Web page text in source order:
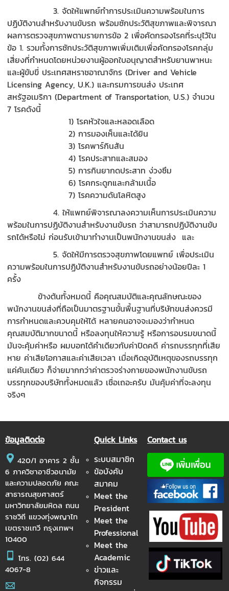
3. จัดให้แพทย์ทำการประเมินความพร้อมในการ
ปฏิบัติงานสำหรับงานขับรถ พร้อมซักประวัติสุขภาพและพิจารณา
ผลการตรวจสุขภาพตามรายการข้อ 2 เพื่อคัดกรองโรคที่ระบุไว้ใน
ข้อ 1. รวมทั้งการซักประวัติสุขภาพเพิ่มเติมเพื่อคัดกรองโรคกลุ่ม
เสี่ยงที่กำหนดโดยหน่วยงานผู้ออกใบอนุญาตสำหรับยานพาหนะ
และผู้ขับขี่ ประเทศสหราชอาณาจักร (Driver and Vehicle
Licensing Agency, U.K.) และกรมการขนส่ง ประเทศ
สหรัฐอเมริกา (Department of Transportation, U.S.) จำนวน
7 โรคดังนี้
1) โรคหัวใจและหลอดเลือด
2) การมองเห็นและได้ยิน
3) โรคพาร์กินสัน
4) โรคประสาทและสมอง
5) การกินยากดประสาท ง่วงซึม
6) โรคกระดูกและกล้ามเนื้อ
7) โรคความดันโลหิตสูง
4. ให้แพทย์พิจารณาลงความเห็นการประเมินความ
พร้อมในการปฏิบัติงานสำหรับงานขับรถ ว่าสามารถปฏิบัติงานขับ
รถได้หรือไม่ ก่อนรับเข้ามาทำงานเป็นพนักงานขนส่ง และ
5. จัดให้มีการตรวจสุขภาพโดยแพทย์ เพื่อประเมิน
ความพร้อมในการปฏิบัติงานสำหรับงานขับรถอย่างน้อยปีละ 1
ครั้ง
ข้างต้นทั้งหมดนี้ คือคุณสมบัติและคุณลักษณะของ
พนักงานขนส่งที่ถือเป็นมาตรฐานขั้นพื้นฐานที่บริษัทขนส่งควรมี
การกำหนดและควบคุมให้ได้ หลายคนอาจจะมองว่ากำหนด
คุณสมบัติมากขนาดนี้ หรือลงทุนให้ความรู้ หรือการอบรมขนาดนี้
มันจะคุ้มค่าหรือ ผมบอกได้คำเดียวกับค่าปิดคดี ค่ารถบรรทุกที่เสีย
หาย ค่าเสียโอกาสและค่าเสียเวลา เมื่อเกิดอุบัติเหตุของรถบรรทุก
แค่คันเดียว ก็จ่ายมากกว่าค่าตรวจร่างกายของพนักงานขับรถ
บรรทุกของบริษัททั้งหมดแล้ว เชื่อเถอะครับ มันคุ้มค่าที่จะลงทุน
จริงๆ
ข้อมูลติดต่อ
420/1 อาคาร 2 ชั้น
6 ภาควิชาอาชีวอนามัย
และความปลอดภัย คณะ
สาธารณสุขศาสตร์
มหาวิทยาลัยมหิดล ถนน
ราชวิถี แขวงทุ่งพญาไท
เขตราชเทวี กรุงเทพฯ
10400
โทร. (02) 644
4067-8
Quick Links
ระบบสมาชิก
ข้อบังคับ
สมาคม
Meet the
President
Meet the
Professional
Meet the
Academic
ข่าวและ
กิจกรรม
Contact us